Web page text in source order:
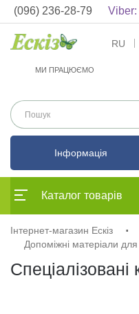
(096) 236-28-79 Viber:
МИ ПРАЦЮЄМО
RU
Інформація
Каталог товарів
Інтернет-магазин Ескіз
Допоміжні матеріали
Спеціалізовані